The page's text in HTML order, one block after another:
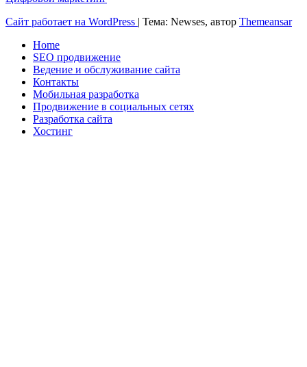
Сайт работает на WordPress | Тема: Newses, автор Themeansar
Home
SEO продвижение
Ведение и обслуживание сайта
Контакты
Мобильная разработка
Продвижение в социальных сетях
Разработка сайта
Хостинг